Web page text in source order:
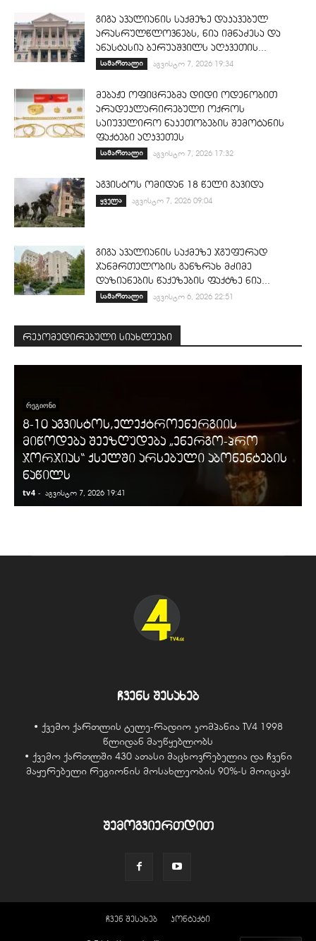
გიგა ავალიანის საქმეზე დაკავებულ
არასრულწლოვნებს, ნია იმნაძესა და
ანასტასია ბერუაშვილს აღკვეთის...
სამართალი აგვისტო 7, 2026 19:34
მებაჟე ოფიცრებმა დიდი ოდენობით
არადეკლარირებული ოქროს
საიუველირო ნაკეთობების შემოტანის
ფაქტები აღკვეთეს
სამართალი აგვისტო 7, 2026 17:32
აგვისტოს ომიდან 18 წელი გავიდა
ყველა აგვისტო 7, 2026 09:04
გიგა ავალიანის საქმეზე ჯგუფურად
ჯანმრთელობის განზრახ მძიმე
დაზიანების წაქეზების ფაქტზე ნია...
სამართალი აგვისტო 6, 2026 22:51
რეკომედირებული სიახლეები
ᲠᲔᲒᲘᲝᲜᲘ
8-10 აგვისტოს,ელექტროენერგიის
მიწოდება შეეზღუდება „ენერგო-პრო
ჯორჯიას“ ქსელში არსებული აბონენტების
ნაწილს
tv4 - აგვისტო 7, 2026 19:41
ჩვენს შესახებ
• ქვემო ქართლის ტელე-რადიო კომპანია TV4 1998
წლიდან მაუწყებლობს
• ქვემო ქართლში 430 ათასი მაცხოვრებელია და ჩვენი
მაყურებელი რეგიონის მოსახლეობის 90%-ს მოიცავს
შემოგვიერთდით
ჩვენ შესახებ კონტაქტი